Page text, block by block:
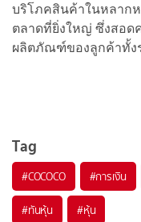
บริโภคสินค้าในหลาก
ตลาดที่ยิ่งใหญ่ ซึ่งสอด
ผลิตภัณฑ์ของลูกค้าทั้ง
Tag
#COCOCO #การเงิน
#ทันหุ้น #หุ้น